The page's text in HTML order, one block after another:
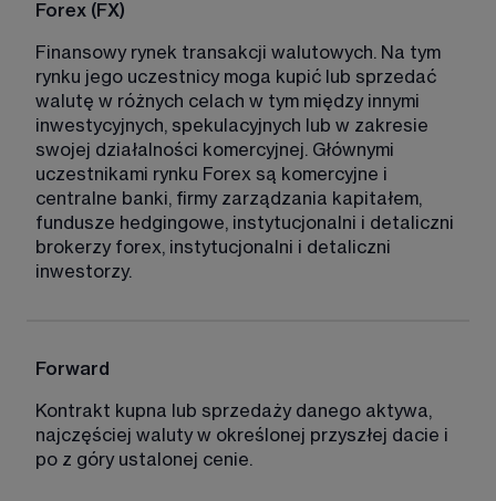
Forex (FX)
Finansowy rynek transakcji walutowych. Na tym
rynku jego uczestnicy moga kupić lub sprzedać
walutę w różnych celach w tym między innymi
inwestycyjnych, spekulacyjnych lub w zakresie
swojej działalności komercyjnej. Głównymi
uczestnikami rynku Forex są komercyjne i
centralne banki, firmy zarządzania kapitałem,
fundusze hedgingowe, instytucjonalni i detaliczni
brokerzy forex, instytucjonalni i detaliczni
inwestorzy.
Forward
Kontrakt kupna lub sprzedaży danego aktywa,
najczęściej waluty w określonej przyszłej dacie i
po z góry ustalonej cenie.